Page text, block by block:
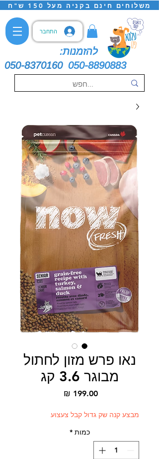
משלוחים חינם בקניה מעל 150 ש"ח
התחבר
להזמנות:
050-8370160 050-8890883
נאו פרש מזון לחתול
מבוגר 3.6 קג
מבצע קנה שק גדול קבל צעצוע
כמות *